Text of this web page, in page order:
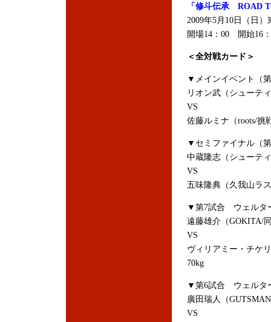
「修斗伝承 ROAD
2009年5月10日（日）
開場14：00 開始16
＜全対戦カード＞
▼メインイベント（
リオン武（シューテ
VS
佐藤ルミナ（roots/挑
▼セミファイナル（
中蔵隆志（シューテ
VS
五味隆典（久我山ラ
▼第7試合 ウェルタ
遠藤雄介（GOKITA/
VS
ヴィリアミー・チケ
70kg
▼第6試合 ウェルタ
廣田瑞人（
VS